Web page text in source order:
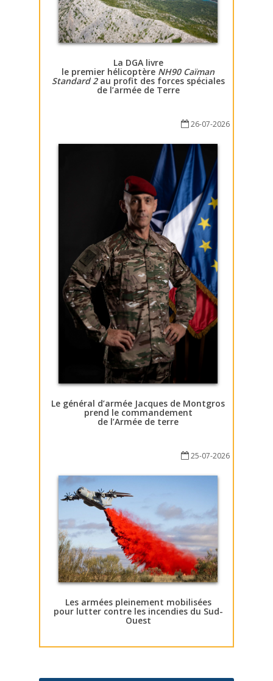
La DGA livre
le premier hélicoptère NH90 Caïman
Standard 2au profit des forces spéciales
de l’armée de Terre
26-07-2026
Le général d’armée Jacques de Montgros
prend le commandement
de l’Armée de terre
25-07-2026
Les armées pleinement mobilisées
pour lutter contre les incendies du Sud-
Ouest